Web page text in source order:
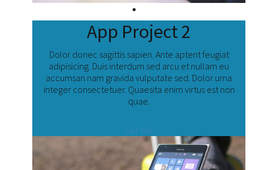
App Project 2
Dolor donec sagittis sapien. Ante aptent feugiat
adipisicing. Duis interdum sed arcu et nullam eu
accumsan nam gravida vulputate sed. Dolor urna
integer consectetuer. Quaesita enim virtus est non
quae.
Číst dál: